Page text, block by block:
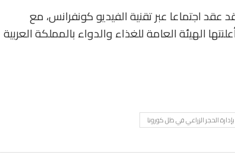
عقد اجتماعا عبر تقنية الفيديو كونفرانس، مع
الهيئة العامة للغذاء والدواء بالمملكة العربية
الحجر الزراعي في ظل كورونا